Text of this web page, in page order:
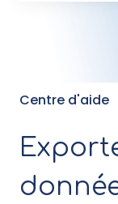
Il n'y a
Centre d'aide